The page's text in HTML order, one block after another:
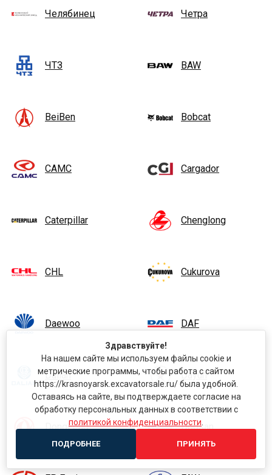
Челябинец Четра
ЧТЗ BAW
BeiBen Bobcat
CAMC Cargador
Caterpillar Chenglong
CHL Cukurova
Daewoo DAF
Dalian Dayun
DongFeng Doosan
Здравствуйте!
На нашем сайте мы используем файлы cookie и
метрические программы, чтобы работа с сайтом
https://krasnoyarsk.excavatorsale.ru/ была удобной.
Оставаясь на сайте, вы подтверждаете согласие на
обработку персональных данных в соответствии с
политикой конфиденциальности
ПОДРОБНЕЕ ПРИНЯТЬ